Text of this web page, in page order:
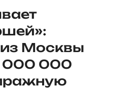
Москвы
000 000